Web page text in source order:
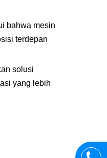
bahwa mesin
terdepan
solusi
yang lebih